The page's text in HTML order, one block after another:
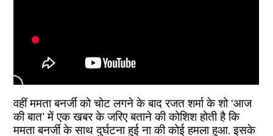
वहीं ममता बनर्जी को चोट लगने के बाद रजत शर्मा के शो ‘आज
की बात’ में एक खबर के जरिए बताने की कोशिश होती है कि
ममता बनर्जी के साथ दुर्घटना हुई ना की कोई हमला हुआ. इसके